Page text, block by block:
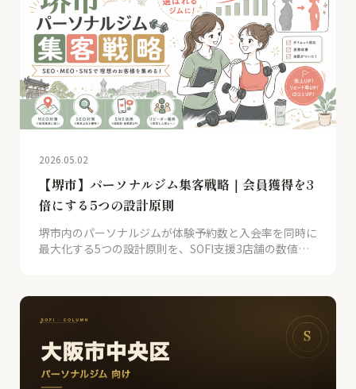
2026.05.02
【堺市】パーソナルジム集客戦略｜会員獲得を3
倍にする5つの設計原則
堺市内のパーソナルジムが体験予約数と入会率を同時に
最大化する5つの設計原則を、SOFI支援3店舗の数値と